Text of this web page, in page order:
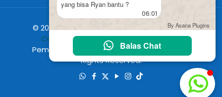
© 2024Jasa Pasang CCTV|Harga Pasang
CCTV
Murah Terbaru 2025 Harga Jasa
Pemasangan CCTV Jakarta Profesional. All
Rights Reserved.
yang bisa Ryan bantu ?
06:01
By Asana Plugins
Balas Chat